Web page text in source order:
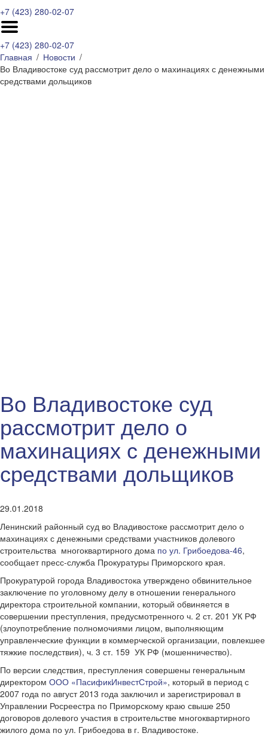
+7 (423) 280-02-07
+7 (423) 280-02-07
Главная
Новости
Во Владивостоке суд рассмотрит дело о махинациях с денежными
средствами дольщиков
Во Владивостоке суд
рассмотрит дело о
махинациях с денежными
средствами дольщиков
29.01.2018
Ленинский районный суд во Владивостоке рассмотрит дело о
махинациях с денежными средствами участников долевого
строительства многоквартирного дома по ул. Грибоедова-46,
сообщает пресс-служба Прокуратуры Приморского края.
Прокуратурой города Владивостока утверждено обвинительное
заключение по уголовному делу в отношении генерального
директора строительной компании, который обвиняется в
совершении преступления, предусмотренного ч. 2 ст. 201 УК РФ
(злоупотребление полномочиями лицом, выполняющим
управленческие функции в коммерческой организации, повлекшее
тяжкие последствия), ч. 3 ст. 159 УК РФ (мошенничество).
По версии следствия, преступления совершены генеральным
директором ООО «ПасификИнвестСтрой», который в период с
2007 года по август 2013 года заключил и зарегистрировал в
Управлении Росреестра по Приморскому краю свыше 250
договоров долевого участия в строительстве многоквартирного
жилого дома по ул. Грибоедова в г. Владивостоке.